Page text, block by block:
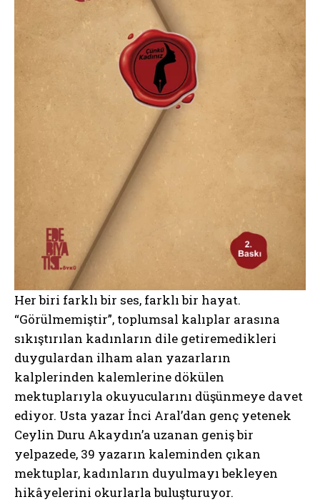
Her biri farklı bir ses, farklı bir hayat.
“Görülmemiştir”, toplumsal kalıplar arasına
sıkıştırılan kadınların dile getiremedikleri
duygulardan ilham alan yazarların
kalplerinden kalemlerine dökülen
mektuplarıyla okuyucularını düşünmeye davet
ediyor. Usta yazar İnci Aral’dan genç yetenek
Ceylin Duru Akaydın’a uzanan geniş bir
yelpazede, 39 yazarın kaleminden çıkan
mektuplar, kadınların duyulmayı bekleyen
hikâyelerini okurlarla buluşturuyor.